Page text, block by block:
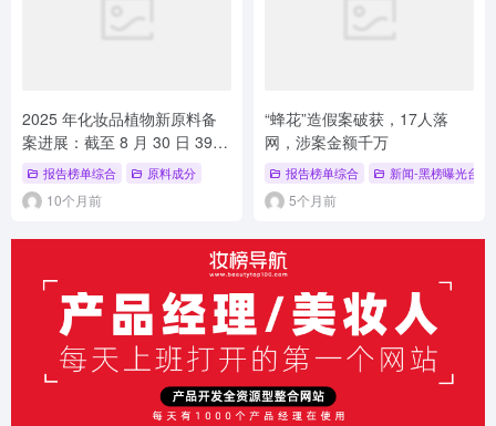
2025 年化妆品植物新原料备
案进展：截至 8 月 30 日 39
款原料备案。
报告榜单综合 原料成分
10个月前
“蜂花”造假案破获，17人落
网，涉案金额千万
报告榜单综合 新闻-黑榜曝光台
5个月前